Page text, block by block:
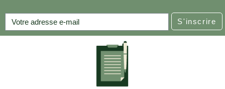
S'inscrire